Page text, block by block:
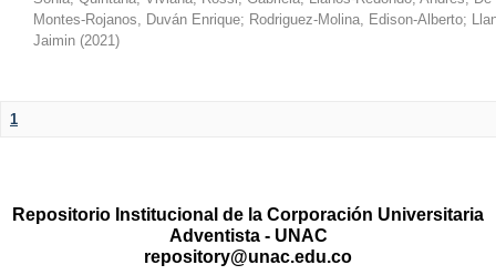
Montes-Rojanos, Duván Enrique; Rodriguez-Molina, Edison-Alberto;
Jaimin (2021)
1
Repositorio Institucional de la Corporación Universitaria
Adventista - UNAC
repository@unac.edu.co